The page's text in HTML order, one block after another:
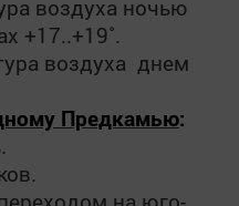
воздуха ночью
+17..+19˚.
воздуха днем
Предкамью: